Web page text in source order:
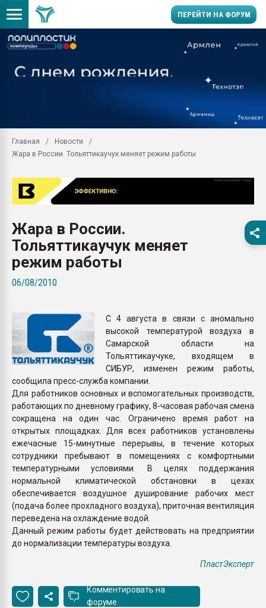
ПЕРЕЙТИ НА ФОРУМ
заводу пластмасс"
28.07.2026
28.07.2026
ПЕРЕЙТИ НА
Главная
Новости
Жара в России. Тольяттикаучук меняет режим работы
Жара в России.
Тольяттикаучук меняет
режим работы
06/08/2010
С 4 августа в связи с аномально
высокой температурой воздуха в
Самарской области на
Тольяттикаучуке, входящем в
СИБУР, изменен режим работы,
сообщила пресс-служба компании.
Для работников основных и вспомогательных производств,
работающих по дневному графику, 8-часовая рабочая смена
сокращена на один час. Ограничено время работ на
открытых площадках. Для всех работников установлены
ежечасные 15-минутные перерывы, в течение которых
сотрудники пребывают в помещениях с комфортными
температурными условиями. В целях поддержания
нормальной климатической обстановки в цехах
обеспечивается воздушное душирование рабочих мест
(подача более прохладного воздуха), приточная вентиляция
переведена на охлаждение водой.
Данный режим работы будет действовать на предприятии
до нормализации температуры воздуха.
ПластЭксперт
Комментировать на
форуме